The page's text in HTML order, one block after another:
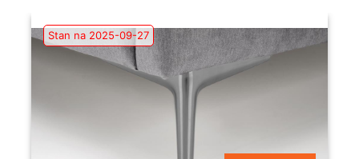
Stan na 2025-09-27